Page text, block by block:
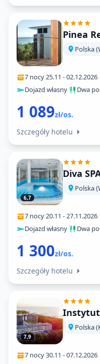
Pinea
Polska
7 nocy·25.11 -02.12.2026
Dojazd własny· Dwa
1 089zł/os.
Szczegóły hotelu
6,7
Diva
Polska
7 nocy·20.11 -27.11.2026
Dojazd własny· Dwa
1 300zł/os.
Szczegóły hotelu
7,9
Instytut
Polska
7 nocy·30.11 -07.12.2026